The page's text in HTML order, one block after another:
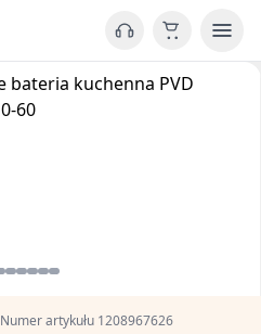
Numer artykułu 1208967626